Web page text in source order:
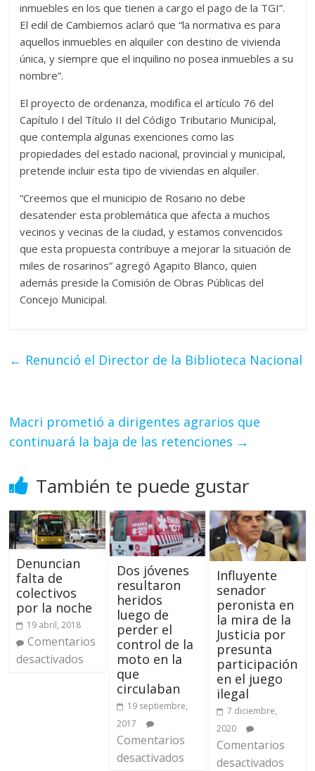
inmuebles en los que tienen a cargo el pago de la TGI”.
El edil de Cambiemos aclaró que “la normativa es para
aquellos inmuebles en alquiler con destino de vivienda
única, y siempre que el inquilino no posea inmuebles a su
nombre”.
El proyecto de ordenanza, modifica el artículo 76 del
Capítulo I del Título II del Código Tributario Municipal,
que contempla algunas exenciones como las
propiedades del estado nacional, provincial y municipal,
pretende incluir esta tipo de viviendas en alquiler.
“Creemos que el municipio de Rosario no debe
desatender esta problemática que afecta a muchos
vecinos y vecinas de la ciudad, y estamos convencidos
que esta propuesta contribuye a mejorar la situación de
miles de rosarinos” agregó Agapito Blanco, quien
además preside la Comisión de Obras Públicas del
Concejo Municipal.
← Renunció el Director de la Biblioteca Nacional
Macri prometió a dirigentes agrarios que
continuará la baja de las retenciones →
También te puede gustar
Denuncian
falta de
colectivos
por la noche
19 abril, 2018
Comentarios
desactivados
Dos jóvenes
resultaron
heridos
luego de
perder el
control de la
moto en la
que
circulaban
19 septiembre,
2017
Comentarios
desactivados
Influyente
senador
peronista en
la mira de la
Justicia por
presunta
participación
en el juego
ilegal
7 diciembre,
2020
Comentarios
desactivados